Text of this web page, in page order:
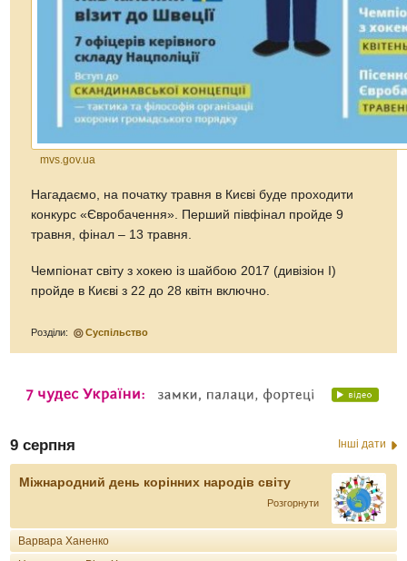
mvs.gov.ua
Нагадаємо, на початку травня в Києві буде проходити
конкурс «Євробачення». Перший півфінал пройде 9
травня, фінал – 13 травня.
Чемпіонат світу з хокею із шайбою 2017 (дивізіон I)
пройде в Києві з 22 до 28 квітн включно.
Розділи: Суспільство
9 серпня Інші дати
Міжнародний день корінних народів світу
Розгорнути
Варвара Ханенко